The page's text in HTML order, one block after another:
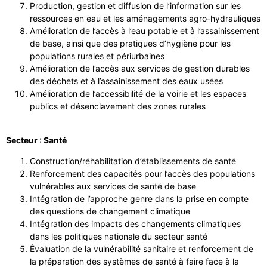
Production, gestion et diffusion de l’information sur les
ressources en eau et les aménagements agro-hydrauliques
Amélioration de l’accès à l’eau potable et à l’assainissement
de base, ainsi que des pratiques d’hygiène pour les
populations rurales et périurbaines
Amélioration de l’accès aux services de gestion durables
des déchets et à l’assainissement des eaux usées
Amélioration de l’accessibilité de la voirie et les espaces
publics et désenclavement des zones rurales
Secteur : Santé
Construction/réhabilitation d’établissements de santé
Renforcement des capacités pour l’accès des populations
vulnérables aux services de santé de base
Intégration de l’approche genre dans la prise en compte
des questions de changement climatique
Intégration des impacts des changements climatiques
dans les politiques nationale du secteur santé
Évaluation de la vulnérabilité sanitaire et renforcement de
la préparation des systèmes de santé à faire face à la